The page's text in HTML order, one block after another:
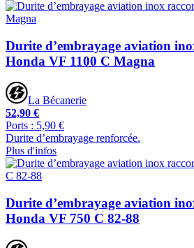
Durite d’embrayage aviation
Honda VF 1100 C Magna
La Bécanerie
52,90 €
Ports : 5,90 €
Durite d’embrayage renforcée.
Plus d'infos
Durite d’embrayage aviation
Honda VF 750 C 82-88